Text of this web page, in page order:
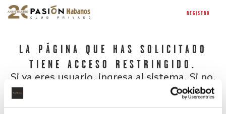
REGISTRO
LA PÁGINA QUE HAS SOLICITADO
TIENE ACCESO RESTRINGIDO.
Si ya eres usuario, ingresa al sistema. Si no,